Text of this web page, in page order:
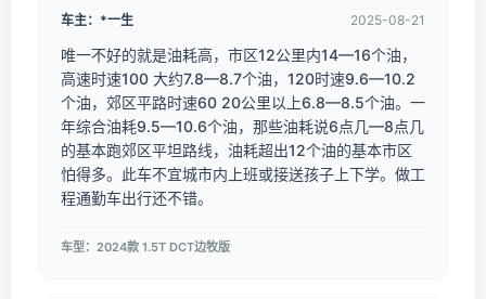
车主：*一生 2025-08-21
唯一不好的就是油耗高，市区12公里内14—16个油，
高速时速100 大约7.8—8.7个油，120时速9.6—10.2
个油，郊区平路时速60 20公里以上6.8—8.5个油。一
年综合油耗9.5—10.6个油，那些油耗说6点几—8点几
的基本跑郊区平坦路线，油耗超出12个油的基本市区
怕得多。此车不宜城市内上班或接送孩子上下学。做工
程通勤车出行还不错。
车型：2024款 1.5T DCT边牧版